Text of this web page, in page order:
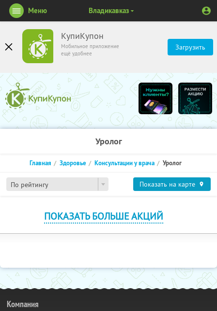
КупиКупон
Мобильное приложение
ещё удобнее
Загрузить
Меню Владикавказ
Уролог
По рейтингу
Главная Здоровье Консультации у врача Уролог
Показать на карте
ПОКАЗАТЬ БОЛЬШЕ АКЦИЙ
Компания